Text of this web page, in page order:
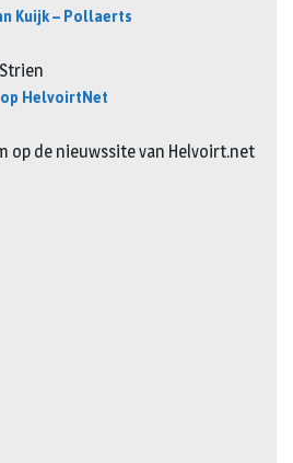
Kuijk – Pollaerts
HelvoirtNet
op de nieuwssite van Helvoirt.net